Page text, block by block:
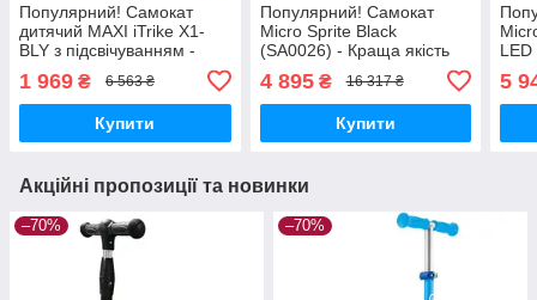
Популярний! Самокат
дитячий MAXI iTrike X1-
BLY з підсвічуванням -
Nukleon.com.ua
1 969 ₴ 6 563 ₴
Купити
Популярний! Самокат
Micro Sprite Black
(SA0026) - Краща якість
тільки на Nukleon.com.ua
4 895₴ 16 317 ₴
Купити
5
Акційні пропозиції та новинки
–70% –70%